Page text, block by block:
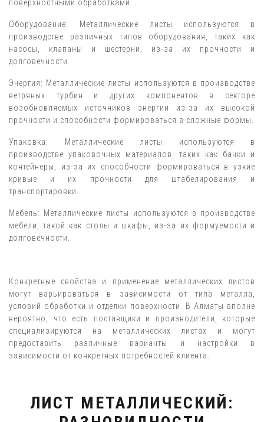
поверхностными обработками.
Оборудование: Металлические листы используются в
производстве различных типов оборудования, таких как
насосы, клапаны и шестерни, из-за их прочности и
долговечности.
Энергия: Металлические листы используются в производстве
ветряных турбин и других компонентов в секторе
возобновляемых источников энергии из-за их высокой
прочности и способности формироваться в сложные формы.
Упаковка: Металлические листы используются в
производстве упаковочных материалов, таких как банки и
контейнеры, из-за их способности формироваться в узкие
кривые и их прочности для штабелирования и
транспортировки.
Мебель: Металлические листы используются в производстве
мебели, такой как столы и шкафы, из-за их формуемости и
долговечности.
Конкретные свойства и применение металлических листов
могут варьироваться в зависимости от типа металла,
условий обработки и отделки поверхности. В Алматы вполне
вероятно, что есть поставщики и производители, которые
специализируются на металлических листах и могут
предоставить различные варианты и настройки в
зависимости от конкретных потребностей клиента.
ЛИСТ МЕТАЛЛИЧЕСКИЙ: